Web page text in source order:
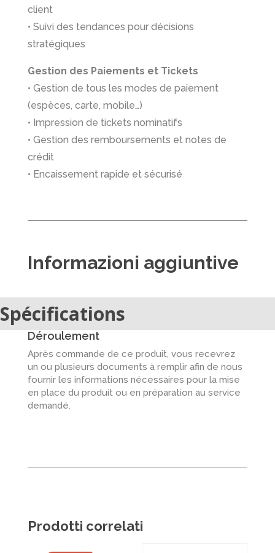
client
• Suivi des tendances pour décisions
stratégiques
Gestion des Paiements et Tickets
• Gestion de tous les modes de paiement
(espèces, carte, mobile…)
• Impression de tickets nominatifs
• Gestion des remboursements et notes de
crédit
• Encaissement rapide et sécurisé
Informazioni aggiuntive
Spécifications
Déroulement
Après commande de ce produit, vous recevrez
un ou plusieurs documents à remplir afin de nous
fournir les informations nécessaires pour la mise
en place du produit ou en préparation au service
demandé.
Prodotti correlati